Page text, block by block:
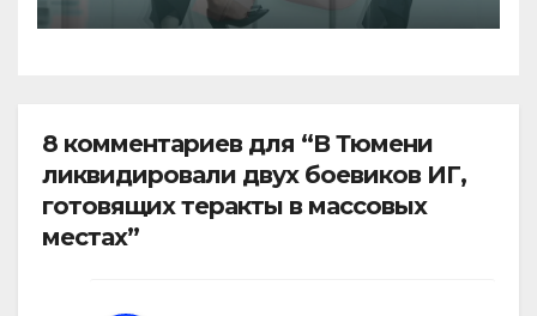
8 комментариев для “В Тюмени
ликвидировали двух боевиков ИГ,
готовящих теракты в массовых
местах”